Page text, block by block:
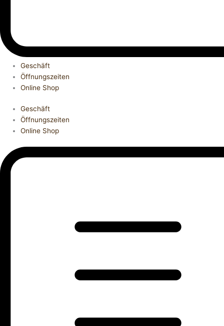
Geschäft
Öffnungszeiten
Online Shop
Geschäft
Öffnungszeiten
Online Shop